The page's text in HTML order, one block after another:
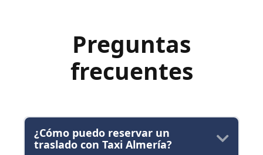
Preguntas
frecuentes
¿Cómo puedo reservar un
traslado con Taxi Almería?